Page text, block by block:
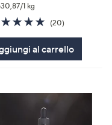
1 kg
5.0
of
Stars
(20)20
al carrello